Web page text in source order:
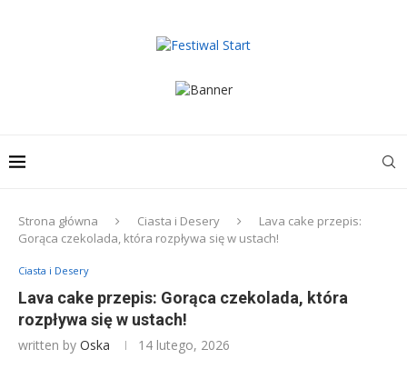
Strona główna Ciasta i Desery
Lava cake przepis:
Gorąca czekolada, która rozpływa się w ustach!
Ciasta i Desery
Lava cake przepis: Gorąca czekolada, która
rozpływa się w ustach!
written by Oska 14 lutego, 2026